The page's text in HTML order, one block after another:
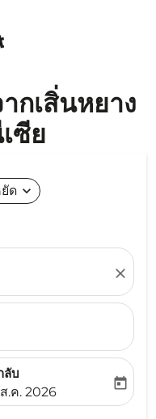
กเสิ่นหยาง
ซีย
ด expand_more
close
label
ลับ
return-date-
.ค. 2026
today